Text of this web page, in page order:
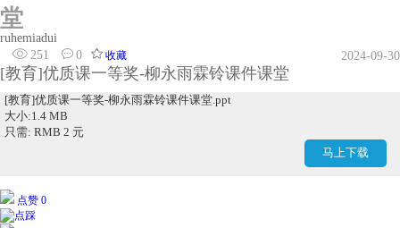
堂
ruhemiadui
251
0 收藏 2024-09-30
[教育]优质课一等奖-柳永雨霖铃课件课堂
[教育]优质课一等奖-柳永雨霖铃课件课堂.ppt
大小:1.4 MB
只需: RMB 2 元
马上下载
点赞 0